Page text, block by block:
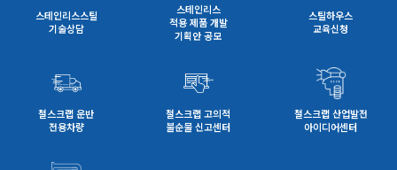
스테인리스스틸
기술상담
스테인리스
적용 제품 개발
기획안 공모
스틸하우스
교육신청
철스크랩 운반
전용차량
철스크랩 고의적
불순물 신고센터
철스크랩 산업발전
아이디어센터